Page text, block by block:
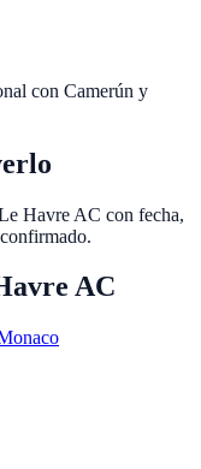
con Camerún y
Havre AC con fecha,
AC